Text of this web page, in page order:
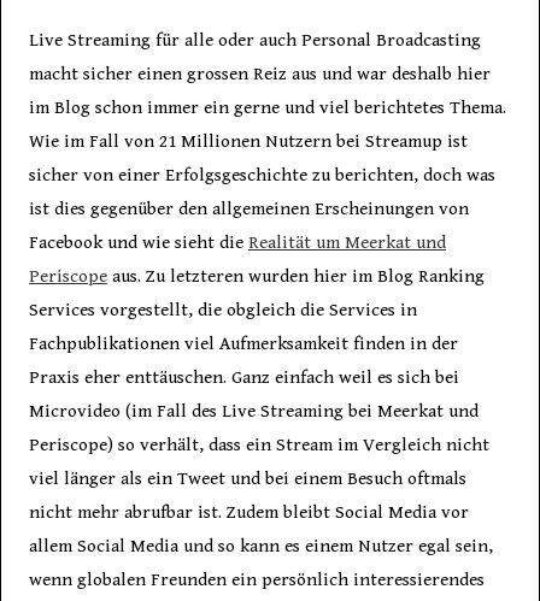
Live Streaming für alle oder auch Personal Broadcasting
macht sicher einen grossen Reiz aus und war deshalb hier
im Blog schon immer ein gerne und viel berichtetes Thema.
Wie im Fall von 21 Millionen Nutzern bei Streamup ist
sicher von einer Erfolgsgeschichte zu berichten, doch was
ist dies gegenüber den allgemeinen Erscheinungen von
Facebook und wie sieht die Realität um Meerkat und
Periscopeaus. Zu letzteren wurden hier im Blog Ranking
Services vorgestellt, die obgleich die Services in
Fachpublikationen viel Aufmerksamkeit finden in der
Praxis eher enttäuschen. Ganz einfach weil es sich bei
Microvideo (im Fall des Live Streaming bei Meerkat und
Periscope) so verhält, dass ein Stream im Vergleich nicht
viel länger als ein Tweet und bei einem Besuch oftmals
nicht mehr abrufbar ist. Zudem bleibt Social Media vor
allem Social Media und so kann es einem Nutzer egal sein,
wenn globalen Freunden ein persönlich interessierendes